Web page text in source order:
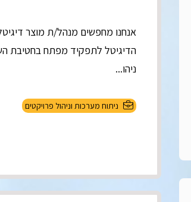
אנחנו מחפשים מנהל/ת מוצר
הדיגיטל לתפקיד מפתח בחטיבת
ניהו...
ניתוח מערכות וניהול פרויקטים